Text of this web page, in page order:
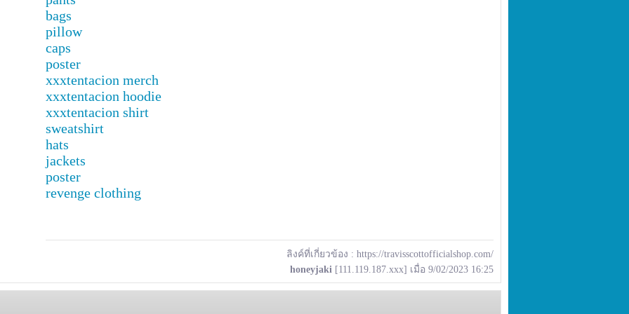
bags
pillow
caps
poster
xxxtentacion merch
xxxtentacion hoodie
xxxtentacion shirt
sweatshirt
hats
jackets
poster
revenge clothing
ลิงค์ที่เกี่ยวข้อง : https://travisscottofficialshop.com/
honeyjaki [111.119.187.xxx] เมื่อ 9/02/2023 16:25